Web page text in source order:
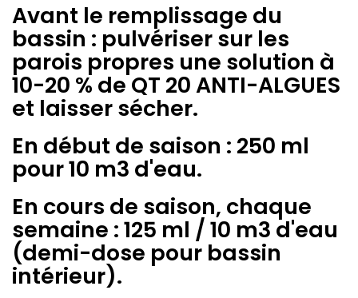
Avant le remplissage du
bassin : pulvériser sur les
parois propres une solution à
10-20 % de QT 20 ANTI-ALGUES
et laisser sécher.
En début de saison : 250 ml
pour 10 m3 d'eau.
En cours de saison, chaque
semaine : 125 ml / 10 m3 d'eau
(demi-dose pour bassin
intérieur).